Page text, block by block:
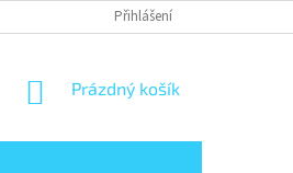
REKLAMACE ZBOŽÍ
Přihlášení
NÁKUPNÍ
Prázdný košík